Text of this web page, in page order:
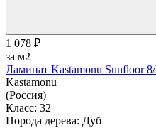
1 078 ₽
за м2
Ламинат Kastamonu Sunfloor
Kastamonu
(Россия)
Класс: 32
Порода дерева: Дуб